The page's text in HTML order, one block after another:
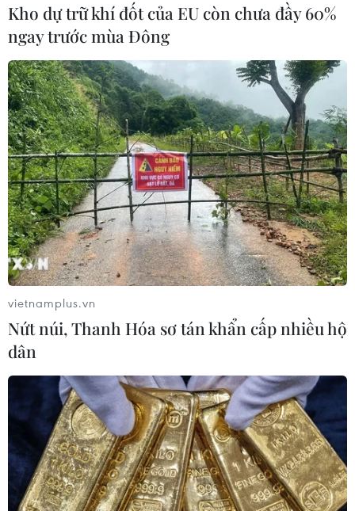
TIN CÙNG CHUYÊN MỤC
Việt Nam khẳng định vị thế tại triển
lãm thương mại quốc tế của Ấn Độ
07/08/2026 23:08
Kho dự trữ khí đốt của EU còn chưa đầy 60%
ngay trước mùa Đông
vietnamplus.vn
Nứt núi, Thanh Hóa sơ tán khẩn cấp nhiều hộ
dân